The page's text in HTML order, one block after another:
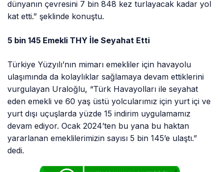
eden emekli ve 60 yaş üstü yolcularımız için yurt içi ve
yurt dışı uçuşlarda yüzde 15 indirim uygulamamız
yararlanan emeklilerimizin sayısı 5 bin 145’e ulaştı.”
# EMEKLILER
# ULAŞTIRMA VE ALTYAPI BAKANI ABDULKADIR URALOĞLU